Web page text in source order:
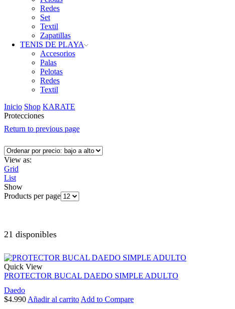
Redes
Set
Textil
Zapatillas
TENIS DE PLAYA
Accesorios
Palas
Pelotas
Redes
Textil
Inicio Shop KARATE
Protecciones
Return to previous page
View as:
Grid
List
Show
Products per page
21 disponibles
Quick View
PROTECTOR BUCAL DAEDO SIMPLE ADULTO
Daedo
$4.990 Añadir al carrito Add to Compare